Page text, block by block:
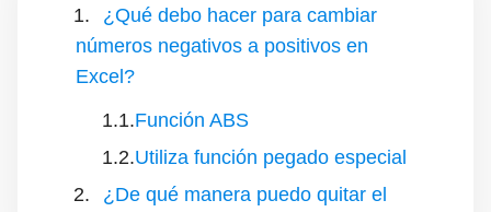
¿Qué debo hacer para cambiar
números negativos a positivos en
Excel?
Función ABS
Utiliza función pegado especial
¿De qué manera puedo quitar el